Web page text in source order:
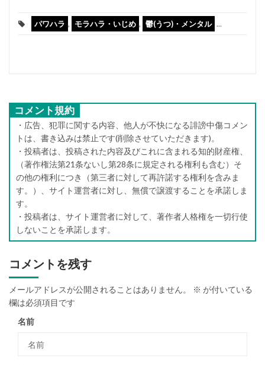
パワハラ , モラハラ・いじめ , 鬱(うつ)・メンタル ...
コメント規約
・広告、犯罪に関する内容、他人が不快になる誹謗中傷コメン
トは、書き込みは禁止です(削除させていただきます)。
・投稿者は、投稿された内容及びこれに含まれる知的財産権、
（著作権法第21条ないし第28条に規定される権利も含む）そ
の他の権利につき（第三者に対して再許諾する権利を含みま
す。）、サイト運営者に対し、無償で譲渡することを承諾しま
す。
・投稿者は、サイト運営者に対して、著作者人格権を一切行使
しないことを承諾します。
コメントを残す
メールアドレスが公開されることはありません。 ※ が付いている
欄は必須項目です
名前